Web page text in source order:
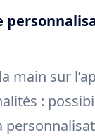
main sur
: